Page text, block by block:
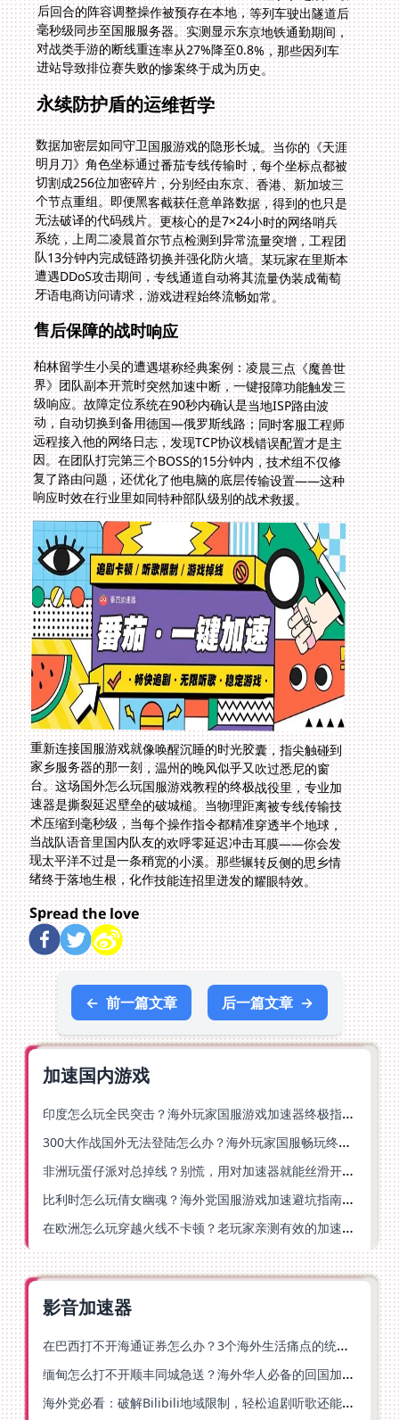
进站导致排位赛失败的惨案终于成为历史。
永续防护盾的运维哲学
数据加密层如同守卫国服游戏的隐形长城。当你的《天涯
明月刀》角色坐标通过番茄专线传输时，每个坐标点都被
切割成256位加密碎片，分别经由东京、香港、新加坡三
个节点重组。即便黑客截获任意单路数据，得到的也只是
无法破译的代码残片。更核心的是7×24小时的网络哨兵
系统，上周二凌晨首尔节点检测到异常流量突增，工程团
队13分钟内完成链路切换并强化防火墙。某玩家在里斯本
遭遇DDoS攻击期间，专线通道自动将其流量伪装成葡萄
牙语电商访问请求，游戏进程始终流畅如常。
售后保障的战时响应
柏林留学生小吴的遭遇堪称经典案例：凌晨三点《魔兽世
界》团队副本开荒时突然加速中断，一键报障功能触发三
级响应。故障定位系统在90秒内确认是当地ISP路由波
动，自动切换到备用德国—俄罗斯线路；同时客服工程师
远程接入他的网络日志，发现TCP协议栈错误配置才是主
因。在团队打完第三个BOSS的15分钟内，技术组不仅修
复了路由问题，还优化了他电脑的底层传输设置——这种
响应时效在行业里如同特种部队级别的战术救援。
重新连接国服游戏就像唤醒沉睡的时光胶囊，指尖触碰到
家乡服务器的那一刻，温州的晚风似乎又吹过悉尼的窗
台。这场国外怎么玩国服游戏教程的终极战役里，专业加
速器是撕裂延迟壁垒的破城槌。当物理距离被专线传输技
术压缩到毫秒级，当每个操作指令都精准穿透半个地球，
当战队语音里国内队友的欢呼零延迟冲击耳膜——你会发
现太平洋不过是一条稍宽的小溪。那些辗转反侧的思乡情
绪终于落地生根，化作技能连招里迸发的耀眼特效。
Spread the love
← 前一篇文章 后一篇文章 →
加速国内游戏
印度怎么玩全民突击？海外玩家国服游戏加速器终极指南（附原神延迟优化+精灵之境加速器选择）
300大作战国外无法登陆怎么办？海外玩家国服畅玩终极指南（附实测推荐）
非洲玩蛋仔派对总掉线？别慌，用对加速器就能丝滑开跑！
比利时怎么玩倩女幽魂？海外党国服游戏加速避坑指南（附实测推荐）
在欧洲怎么玩穿越火线不卡顿？老玩家亲测有效的加速器选择指南
影音加速器
在巴西打不开海通证券怎么办？3个海外生活痛点的统一解决方案
缅甸怎么打不开顺丰同城急送？海外华人必备的回国加速指南（附B站会员游戏解决方案）
海外党必看：破解Bilibili地域限制，轻松追剧听歌还能流畅理财的实用指南